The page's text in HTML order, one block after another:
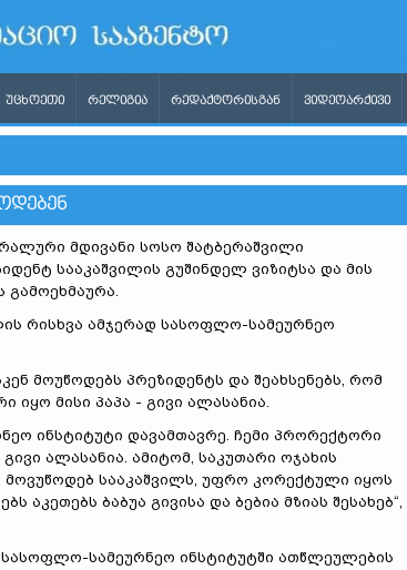
ᲣᲪᲮᲝᲔᲗᲘ ᲠᲔᲚᲘᲒᲘᲐ ᲠᲔᲓᲐᲥᲢᲝᲠᲘᲡᲒᲐᲜ ᲕᲘᲓᲔᲝᲐᲠᲥᲘᲕᲘ
მდივანი სოსო შატბერაშვილი
სააკაშვილის გუშინდელ ვიზიტსა და მის
გამოეხმაურა.
რისხვა ამჯერად სასოფლო-სამეურნეო
მოუწოდებს პრეზიდენტს და შეახსენებს, რომ
იყო მისი პაპა - გივი ალასანია.
ინსტიტუტი დავამთავრე. ჩემი პრორექტორი
ალასანია. ამიტომ, საკუთარი ოჯახის
მოვუწოდებ სააკაშვილს, უფრო კორექტული იყოს
აკეთებს ბაბუა გივისა და ბებია მზიას შესახებ“,
სამეურნეო ინსტიტუტში ათწლეულების